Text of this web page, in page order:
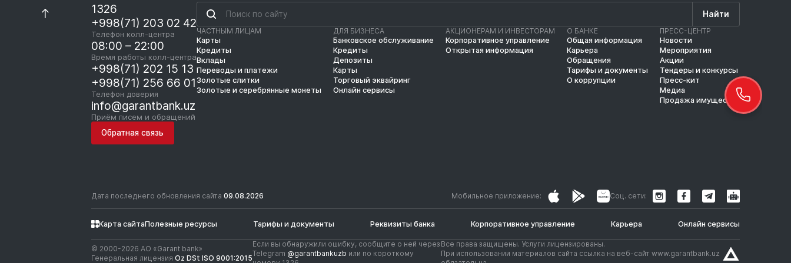
1326
+998(71) 203 02 42
Телефон колл-центра
08:00 – 22:00
Время работы колл-центра
+998(71) 202 15 13
+998(71) 256 66 01
Телефон доверия
info@garantbank.uz
Приём писем и обращений
Обратная связь
Найти
ЧАСТНЫМ ЛИЦАМ
Карты
Кредиты
Вклады
Переводы и платежи
Золотые слитки
Золотые и серебрянные монеты
ДЛЯ БИЗНЕСА
Банковское обслуживание
Кредиты
Депозиты
Карты
Торговый эквайринг
Онлайн сервисы
АКЦИОНЕРАМ И ИНВЕСТОРАМ
Корпоративное управление
Открытая информация
О БАНКЕ
Общая информация
Карьера
Обращения
Тарифы и документы
О коррупции
ПРЕСС-ЦЕНТР
Новости
Мероприятия
Акции
Тендеры и конкурсы
Пресс-кит
Медиа
Продажа имущества
Дата последнего обновления сайта 09.08.2026 Мобильное приложение: Соц. сети:
Карта сайтаПолезные ресурсы Тарифы и документы Реквизиты банка Корпоративное управление Карьера Онлайн сервисы
© 2000-2026 АО «Garant bank»
Генеральная лицензия Oz DSt ISO 9001:2015
Если вы обнаружили ошибку, сообщите о ней через
Telegram @garantbankuzb или по короткому
Все права защищены. Услуги лицензированы.
При использовании материалов сайта ссылка на веб-сайт www.garantbank.uz